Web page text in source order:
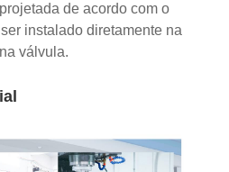
de acordo com o
instalado diretamente na
válvula.